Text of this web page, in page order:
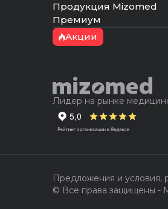
Продукция Mizomed
Премиум
Акции
Лидер на рынке
Предложения и условия,
© Все права защищены -